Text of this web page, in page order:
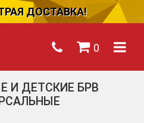
ДОСТАВКА!
0
И ДЕТСКИЕ БРВ